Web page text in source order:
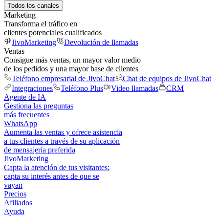
Todos los canales
Marketing
Transforma el tráfico en
clientes potenciales cualificados
JivoMarketing
Devolución de llamadas
Ventas
Consigue más ventas, un mayor valor medio
de los pedidos y una mayor base de clientes
Teléfono empresarial de JivoChat
Chat de equipos de JivoChat
Integraciones
Teléfono Plus Video llamadas
CRM
Agente de IA
Gestiona las preguntas
más frecuentes
WhatsApp
Aumenta las ventas y ofrece asistencia
a tus clientes a través de su aplicación
de mensajería preferida
JivoMarketing
Capta la atención de tus visitantes:
capta su interés antes de que se
vayan
Precios
Afiliados
Ayuda